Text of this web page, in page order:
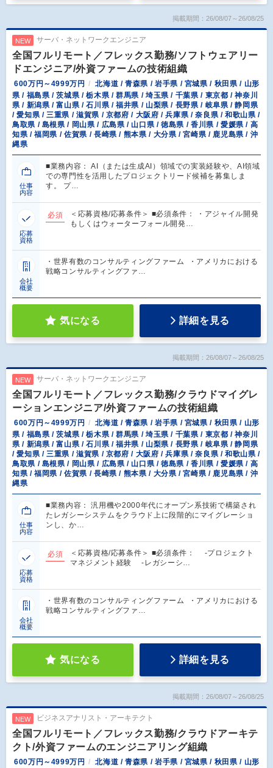
掲載期間：26/08/07～26/08/25
NEW サーバ・ネットワークエンジニア
全国フルリモート／フレックス勤務/ソフトウェアリー
ドエンジニア/外資ファームの技術組織
600万円～4999万円
北海道 / 青森県 / 岩手県 / 宮城県 / 秋田県 / 山形
県 / 福島県 / 茨城県 / 栃木県 / 群馬県 / 埼玉県 / 千葉県 / 東京都 / 神奈川
県 / 新潟県 / 富山県 / 石川県 / 福井県 / 山梨県 / 長野県 / 岐阜県 / 静岡県
/ 愛知県 / 三重県 / 滋賀県 / 京都府 / 大阪府 / 兵庫県 / 奈良県 / 和歌山県 /
鳥取県 / 島根県 / 岡山県 / 広島県 / 山口県 / 徳島県 / 香川県 / 愛媛県 / 高
知県 / 福岡県 / 佐賀県 / 長崎県 / 熊本県 / 大分県 / 宮崎県 / 鹿児島県 / 沖
縄県
仕事
内容
■業務内容： AI（または生成AI）領域での実装経験や、AI領域
での専門性を活用したプロジェクトリード候補を募集しま
す。 プ…
応募
資格
必須
＜応募資格/応募条件＞ ■必須条件： ・アジャイル開発
もしくはウォーターフォール開発…
会社
概要
・世界有数のコンサルティングファーム ・アメリカにおける
戦略コンサルティングファ…
気になる 詳細を見る
掲載期間：26/08/07～26/08/25
NEW サーバ・ネットワークエンジニア
全国フルリモート／フレックス勤務/クラウドマイグレ
ーションエンジニア/外資ファームの技術組織
600万円～4999万円
北海道 / 青森県 / 岩手県 / 宮城県 / 秋田県 / 山形
県 / 福島県 / 茨城県 / 栃木県 / 群馬県 / 埼玉県 / 千葉県 / 東京都 / 神奈川
県 / 新潟県 / 富山県 / 石川県 / 福井県 / 山梨県 / 長野県 / 岐阜県 / 静岡県
/ 愛知県 / 三重県 / 滋賀県 / 京都府 / 大阪府 / 兵庫県 / 奈良県 / 和歌山県 /
鳥取県 / 島根県 / 岡山県 / 広島県 / 山口県 / 徳島県 / 香川県 / 愛媛県 / 高
知県 / 福岡県 / 佐賀県 / 長崎県 / 熊本県 / 大分県 / 宮崎県 / 鹿児島県 / 沖
縄県
仕事
内容
■業務内容： 汎用機や2000年代にオープン系技術で構築され
たレガシーシステムをクラウド上に段階的にマイグレーショ
ンし、か…
応募
資格
必須
＜応募資格/応募条件＞ ■必須条件： -プロジェクト
マネジメント経験 -レガシーシ…
会社
概要
・世界有数のコンサルティングファーム ・アメリカにおける
戦略コンサルティングファ…
気になる 詳細を見る
掲載期間：26/08/07～26/08/25
NEW ビジネスアナリスト・アーキテクト
全国フルリモート／フレックス勤務/クラウドアーキテ
クト/外資ファームのエンジニアリング組織
600万円～4999万円
北海道 / 青森県 / 岩手県 / 宮城県 / 秋田県 / 山形